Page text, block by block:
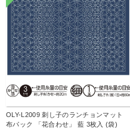
OLY-L2009 刺し子のランチョンマット
布パック 「花合わせ」 藍 3枚入 (袋)